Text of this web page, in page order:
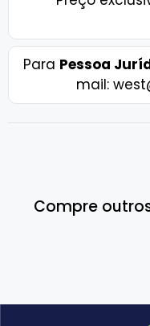
Para Pessoa
mail:
Compre